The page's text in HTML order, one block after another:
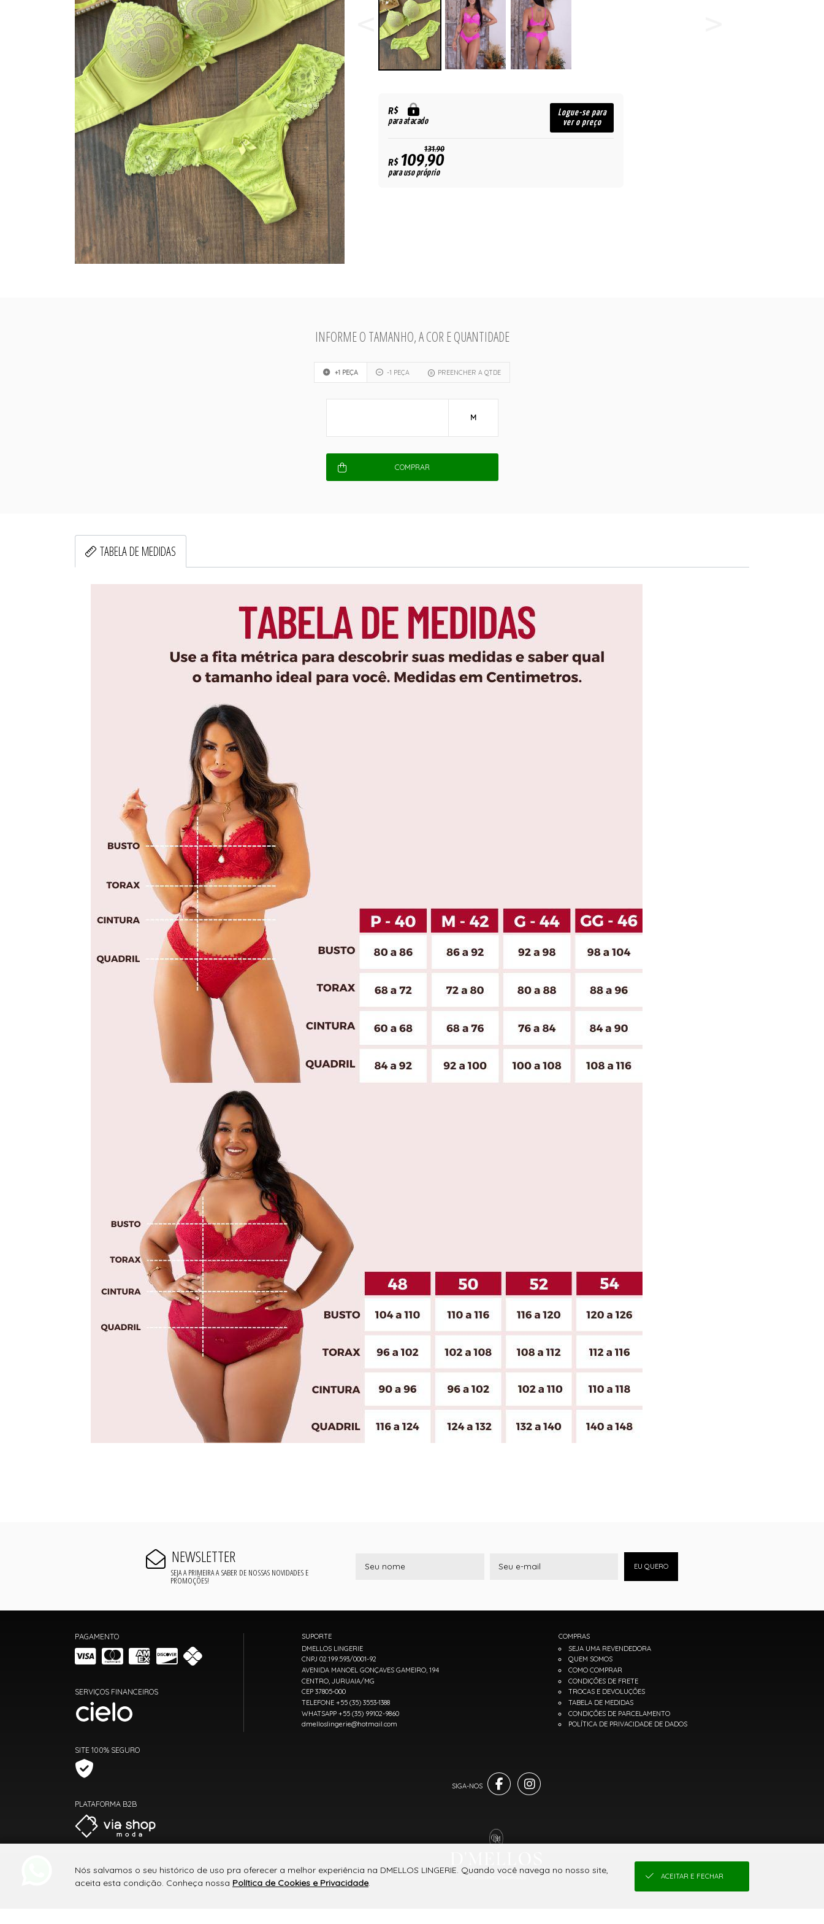
R$
para atacado
Logue-se para
ver o preço
131,90
R$109,90
para uso próprio
INFORME O TAMANHO, A COR E QUANTIDADE
+1 PEÇA -1 PEÇA PREENCHER A QTDE
M
COMPRAR
TABELA DE MEDIDAS
NEWSLETTER
SEJA A PRIMEIRA A SABER DE NOSSAS NOVIDADES E
PROMOÇÕES!
EU QUERO
PAGAMENTO
SERVIÇOS FINANCEIROS
SITE 100% SEGURO
PLATAFORMA B2B
SUPORTE
DMELLOS LINGERIE
CNPJ 02.199.593/0001-92
AVENIDA MANOEL GONÇAVES GAMEIRO, 194
CENTRO, JURUAIA/MG
CEP 37805-000
TELEFONE +55 (35) 3553-1388
WHATSAPP +55 (35) 99102-9860
dmelloslingerie@hotmail.com
COMPRAS
SEJA UMA REVENDEDORA
QUEM SOMOS
COMO COMPRAR
CONDIÇÕES DE FRETE
TROCAS E DEVOLUÇÕES
TABELA DE MEDIDAS
CONDIÇÕES DE PARCELAMENTO
POLÍTICA DE PRIVACIDADE DE DADOS
Nós salvamos o seu histórico de uso pra oferecer a melhor experiência na DMELLOS LINGERIE. Quando você navega no nosso site,
aceita esta condição. Conheça nossa Política de Cookies e Privacidade.
ACEITAR E FECHAR